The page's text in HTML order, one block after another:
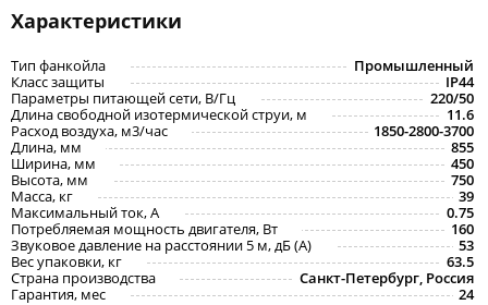
Характеристики
Тип фанкойла
Промышленный
Класс защиты
IP44
Параметры питающей сети, В/Гц
220/50
Длина свободной изотермической струи, м
11.6
Расход воздуха, м3/час
1850-2800-3700
Длина, мм
855
Ширина, мм
450
Высота, мм
750
Масса, кг
39
Максимальный ток, A
0.75
Потребляемая мощность двигателя, Вт
160
Звуковое давление на расстоянии 5 м, дБ (A)
53
Вес упаковки, кг
63.5
Страна производства
Санкт-Петербург, Россия
Гарантия, мес
24